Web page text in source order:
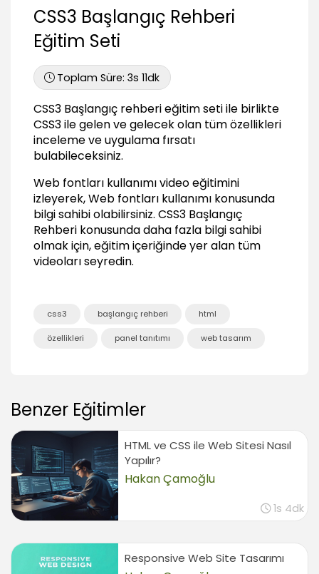
05:05
Özel eleman seçiciler
03:19
CSS3 Renkler (Colors)
Renk formatları
05:55
Renk Uygulamaları
05:29
03:18
Düz gradient (Linear gradient)
07:04
Radial Gradient (Dairesel gradient)
04:55
CSS3 Web Fontları (Web Fonts)
Web fontları kullanımı
Yazılarda gölge kullanımı (Text shadows)
Yazılarda üst üste gölge kullanımı
02:51
Farklı gölge uygulamaları
02:49
Internet Explorer'da gölge uygulamaları
Kolon uygulaması
11:39
CSS3 Başlangıç Rehberi
Eğitim Seti
Toplam Süre:3s 11dk
CSS3 Başlangıç rehberi eğitim seti ile birlikte
CSS3 ile gelen ve gelecek olan tüm özellikleri
inceleme ve uygulama fırsatı
bulabileceksiniz.
Web fontları kullanımı video eğitimini
izleyerek, Web fontları kullanımı konusunda
bilgi sahibi olabilirsiniz. CSS3 Başlangıç
Rehberi konusunda daha fazla bilgi sahibi
olmak için, eğitim içeriğinde yer alan tüm
videoları seyredin.
css3 başlangıç rehberi html
özellikleri panel tanıtımı web tasarım
Benzer Eğitimler
HTML ve CSS ile Web Sitesi Nasıl
Yapılır?
Hakan Çamoğlu
1s 4dk
Responsive Web Site Tasarımı